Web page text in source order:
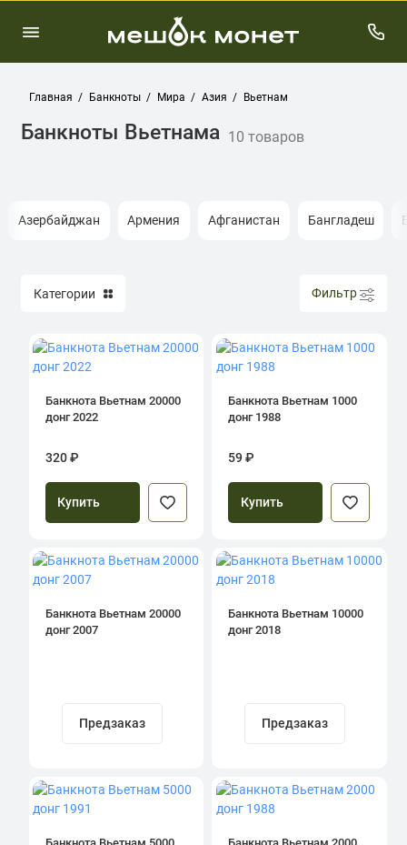
Главная Банкноты Мира Азия Вьетнам
Банкноты Вьетнама 10 товаров
Азербайджан Армения Афганистан Бангладеш
Категории Фильтр
Банкнота Вьетнам 20000
донг 2022
320 ₽
Купить
Банкнота Вьетнам 1000
донг 1988
59 ₽
Купить
Банкнота Вьетнам 20000
донг 2007
Предзаказ
Банкнота Вьетнам 10000
донг 2018
Предзаказ